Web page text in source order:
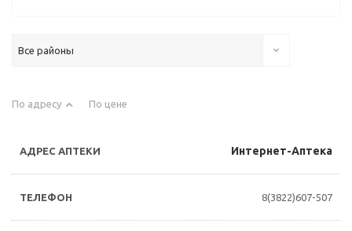
Все районы
По адресу По цене
Интернет-Аптека
8(3822)607-507